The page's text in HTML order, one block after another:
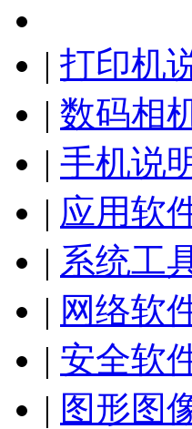
| 打印机
| 数码相
| 手机说
| 应用软
| 系统工
| 网络软
| 安全软
| 图形图